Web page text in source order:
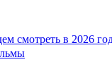
смотреть в 2026